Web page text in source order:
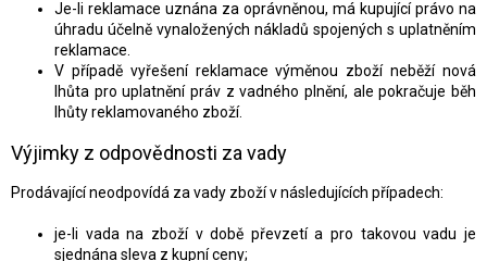
Je-li reklamace uznána za oprávněnou, má kupující právo na
úhradu účelně vynaložených nákladů spojených s uplatněním
reklamace.
V případě vyřešení reklamace výměnou zboží neběží nová
lhůta pro uplatnění práv z vadného plnění, ale pokračuje běh
lhůty reklamovaného zboží.
Výjimky z odpovědnosti za vady
Prodávající neodpovídá za vady zboží v následujících případech:
je-li vada na zboží v době převzetí a pro takovou vadu je
sjednána sleva z kupní ceny;